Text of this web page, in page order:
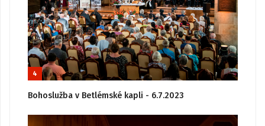
4
Bohoslužba v Betlémské kapli - 6.7.2023